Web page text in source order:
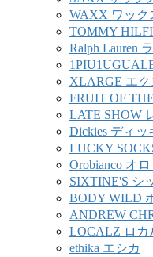
WAXX ワック
TOMMY
Ralph Lauren
XLARGE エ
FRUIT OF
LATE SHOW
Dickies ディッ
LUCKY
Orobianco オ
SIXTINE'S シ
BODY WILD
ANDREW
LOCALZ ロカ
ethika エシカ